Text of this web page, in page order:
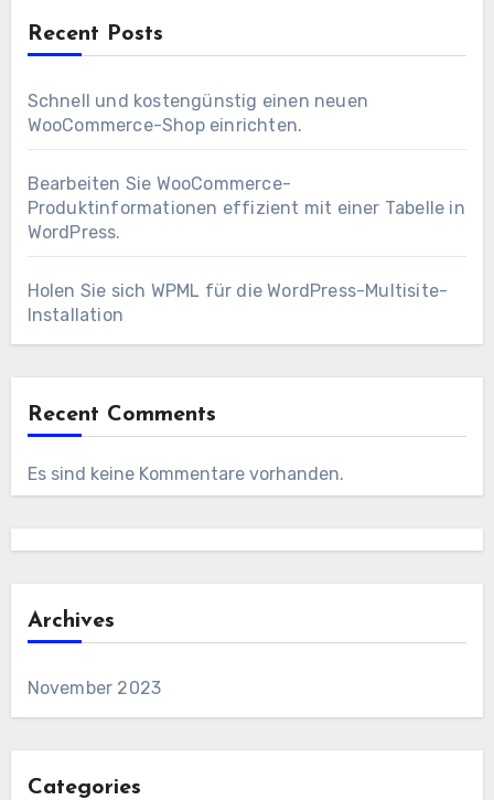
Recent Posts
Schnell und kostengünstig einen neuen
WooCommerce-Shop einrichten.
Bearbeiten Sie WooCommerce-
Produktinformationen effizient mit einer Tabelle in
WordPress.
Holen Sie sich WPML für die WordPress-Multisite-
Installation
Recent Comments
Es sind keine Kommentare vorhanden.
Archives
November 2023
Categories